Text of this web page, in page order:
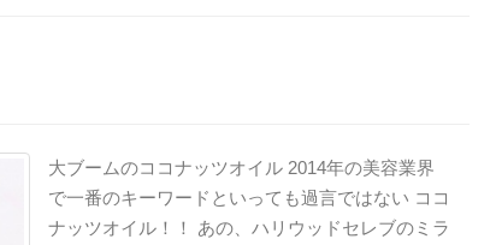
大ブームのココナッツオイル 2014年の美容業界
で一番のキーワードといっても過言ではない ココ
ナッツオイル！！ あの、ハリウッドセレブのミラ